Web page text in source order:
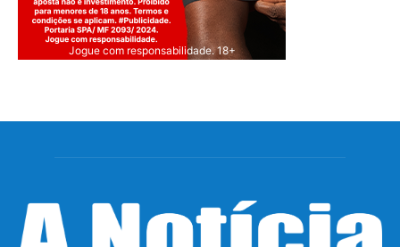
Jogue com responsabilidade. 18+